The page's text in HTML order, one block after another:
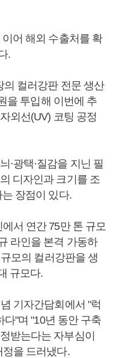
어 해외 수출처를 확
.
의 컬러강판 전문 생산
을 투입해 이번에 추
외선(UV) 코팅 공정
·광택·질감을 지닌 필
디자인과 크기를 조
장점이 있다.
서 연간 75만 톤 규모
라인을 본격 가동하
모의 컬러강판을 생
규모다.
기자간담회에서 "럭
"며 "10년 동안 구축
받는다는 자부심이
을 드러냈다.